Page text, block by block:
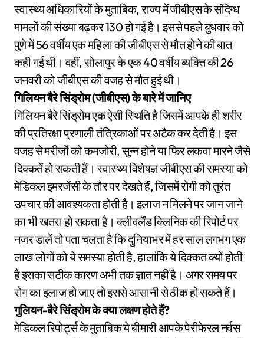
स्वास्थ्य अधिकारियों के मुताबिक, राज्य में जीबीएस के संदिग्ध
मामलों की संख्या बढ़कर 130 हो गई है। इससे पहले बुधवार को
पुणे में 56 वर्षीय एक महिला की जीबीएस से मौत होने की बात
कही गई थी। वहीं, सोलापुर के एक 40 वर्षीय व्यक्ति की 26
जनवरी को जीबीएस की वजह से मौत हुई थी।
गिलियन बैरे सिंड्रोम (जीबीएस) के बारे में जानिए
गिलियन बैरे सिंड्रोम एक ऐसी स्थिति है जिसमें आपके ही शरीर
की प्रतिरक्षा प्रणाली तंत्रिकाओं पर अटैक कर देती है। इस
वजह से मरीजों को कमजोरी, सुन्न होने या फिर लकवा मारने जैसे
दिक्कतें हो सकती हैं। स्वास्थ्य विशेषज्ञ जीबीएस की समस्या को
मेडिकल इमरजेंसी के तौर पर देखते हैं, जिसमें रोगी को तुरंत
उपचार की आवश्यकता होती है। इलाज न मिलने पर जान जाने
का भी खतरा हो सकता है। क्लीवलैंड क्लिनिक की रिपोर्ट पर
नजर डालें तो पता चलता है कि दुनियाभर में हर साल लगभग एक
लाख लोगों को ये समस्या होती है, हालांकि ये दिक्कत क्यों होती
है इसका सटीक कारण अभी तक ज्ञात नहीं है। अगर समय पर
रोग का इलाज हो जाए तो इससे आसानी से ठीक हो सकते हैं।
गुलियन-बैरे सिंड्रोम के क्या लक्षण होते हैं?
मेडिकल रिपोर्ट्स के मुताबिक ये बीमारी आपके पेरीफेरल नर्वस